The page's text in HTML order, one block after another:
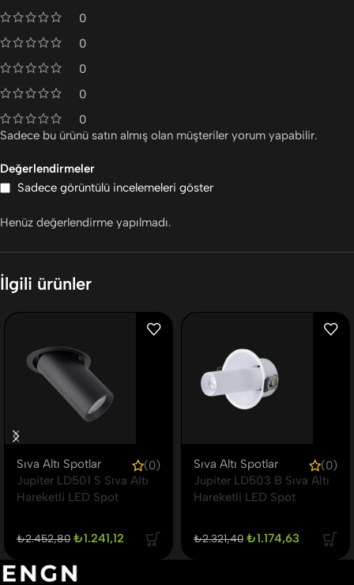
0
0
0
0
0
Değerlendirmeler
Sadece görüntülü incelemeleri göster
Henüz değerlendirme yapılmadı.
Sadece bu ürünü satın almış olan müşteriler yorum yapabilir.
İlgili ürünler
Sıva Altı Spotlar
(0)
Jupiter LD501 S Sıva Altı
Hareketli LED Spot
₺2.452,80 ₺1.241,12
Sıva Altı Spotlar
(0)
Jupiter LD503 B Sıva Altı
Hareketli LED Spot
₺2.321,40 ₺1.174,63